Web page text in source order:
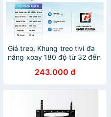
Giá treo, Khung treo tivi đa
năng xoay 180 độ từ 32 đến
Chính Hãng243.000 đ